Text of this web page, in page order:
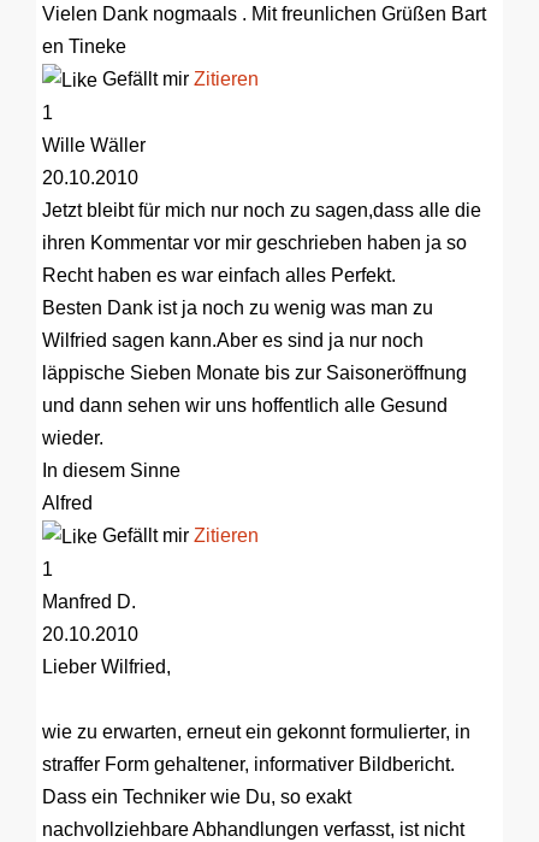
Vielen Dank nogmaals . Mit freunlichen Grüßen Bart
en Tineke
Gefällt mir Zitieren
1
Wille Wäller
20.10.2010
Jetzt bleibt für mich nur noch zu sagen,dass alle die
ihren Kommentar vor mir geschrieben haben ja so
Recht haben es war einfach alles Perfekt.
Besten Dank ist ja noch zu wenig was man zu
Wilfried sagen kann.Aber es sind ja nur noch
läppische Sieben Monate bis zur Saisoneröffnung
und dann sehen wir uns hoffentlich alle Gesund
wieder.
In diesem Sinne
Alfred
Gefällt mir Zitieren
1
Manfred D.
20.10.2010
Lieber Wilfried,
wie zu erwarten, erneut ein gekonnt formulierter, in
straffer Form gehaltener, informativer Bildbericht.
Dass ein Techniker wie Du, so exakt
nachvollziehbare Abhandlungen verfasst, ist nicht